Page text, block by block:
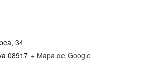
34
08917 + Mapa de Google